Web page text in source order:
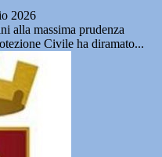
2026
alla massima prudenza
Civile ha diramato...